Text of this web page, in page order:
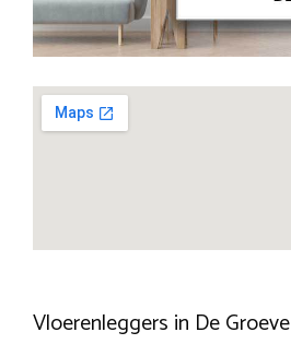
Vloerenleggers in De Groeve